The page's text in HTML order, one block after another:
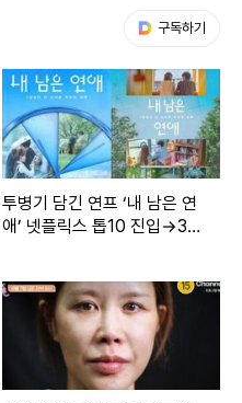
구독하기
투병기 담긴 연프 ‘내 남은 연
애’ 넷플릭스 톱10 진입→3개